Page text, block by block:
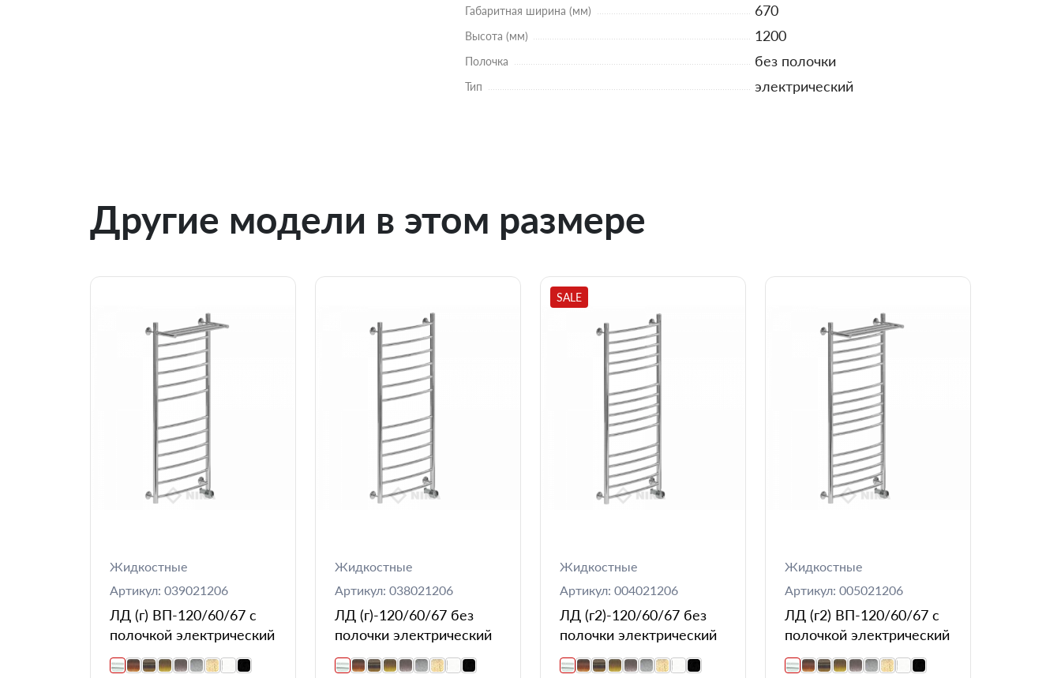
Габаритная ширина (мм) 670
Высота (мм) 1200
Полочка без полочки
Тип электрический
Другие модели в этом размере
Жидкостные
Артикул: 039021206
ЛД (г) ВП-120/60/67 с
полочкой электрический
Жидкостные
Артикул: 038021206
ЛД (г)-120/60/67 без
полочки электрический
SALE
Жидкостные
Артикул: 004021206
ЛД (г2)-120/60/67 без
полочки электрический
Жидкостные
Артикул: 005021206
ЛД (г2) ВП-120/60/67 с
полочкой электрический